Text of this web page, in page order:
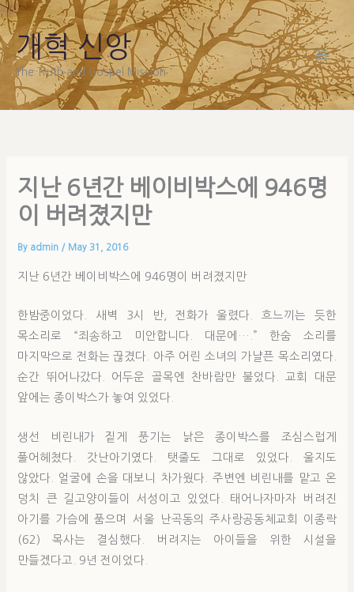
Skip
to
content
개혁 신앙
The Truth and Gospel Mission
지난 6년간 베이비박스에 946명
이 버려졌지만
By admin / May 31, 2016
지난 6년간 베이비박스에 946명이 버려졌지만
한밤중이었다. 새벽 3시 반, 전화가 울렸다. 흐느끼는 듯한
목소리로 “죄송하고 미안합니다. 대문에….” 한숨 소리를
마지막으로 전화는 끊겼다. 아주 어린 소녀의 가냘픈 목소리였다.
순간 뛰어나갔다. 어두운 골목엔 찬바람만 불었다. 교회 대문
앞에는 종이박스가 놓여 있었다.
생선 비린내가 짙게 풍기는 낡은 종이박스를 조심스럽게
풀어헤쳤다. 갓난아기였다. 탯줄도 그대로 있었다. 울지도
않았다. 얼굴에 손을 대보니 차가웠다. 주변엔 비린내를 맡고 온
덩치 큰 길고양이들이 서성이고 있었다. 태어나자마자 버려진
아기를 가슴에 품으며 서울 난곡동의 주사랑공동체교회 이종락
(62) 목사는 결심했다. 버려지는 아이들을 위한 시설을
만들겠다고. 9년 전이었다.